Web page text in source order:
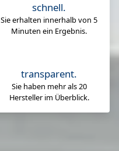
schnell.
Sie erhalten innerhalb von 5
Minuten ein Ergebnis.
transparent.
Sie haben mehr als 20
Hersteller im Überblick.